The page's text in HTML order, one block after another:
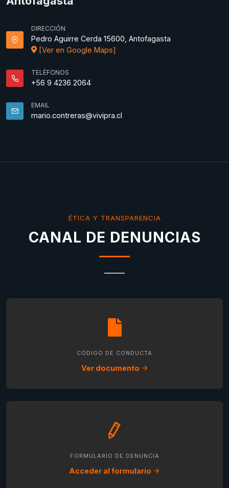
DIRECCIÓN
Pedro Aguirre Cerda 15600, Antofagasta
[Ver en Google Maps]
TELÉFONOS
+56 9 4236 2064
EMAIL
mario.contreras@vivipra.cl
ÉTICA Y TRANSPARENCIA
CANAL DE DENUNCIAS
CÓDIGO DE CONDUCTA
Ver documento
FORMULARIO DE DENUNCIA
Acceder al formulario